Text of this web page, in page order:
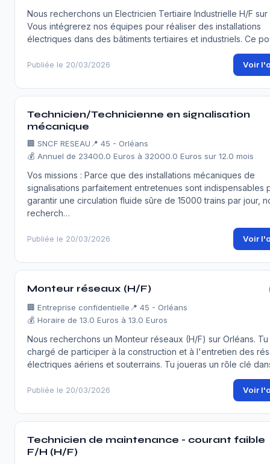
Nous recherchons un Electricien Tertiaire Industrielle H/F sur
Vous intégrerez nos équipes pour réaliser des installations
électriques dans des bâtiments tertiaires et industriels. Ce
Publiée le 20/03/2026 Voir
Technicien/Technicienne en signalisation
mécanique
🏢 SNCF RESEAU 📍 45 - Orléans
💰 Annuel de 23400.0 Euros à 32000.0 Euros sur 12.0 mois
Vos missions : Parce que des installations mécaniques de
signalisations parfaitement entretenues sont indispensables
garantir une circulation fluide sûre de 15000 trains par jour,
recherch…
Publiée le 20/03/2026 Voir
Monteur réseaux (H/F)
🏢 Entreprise confidentielle 📍 45 - Orléans
💰 Horaire de 13.0 Euros à 13.0 Euros
Nous recherchons un Monteur réseaux (H/F) sur Orléans.
chargé de participer à la construction et à l'entretien des
électriques aériens et souterrains. Tu joueras un rôle clé
Publiée le 20/03/2026 Voir
Technicien de maintenance - courant faible
F/H (H/F)